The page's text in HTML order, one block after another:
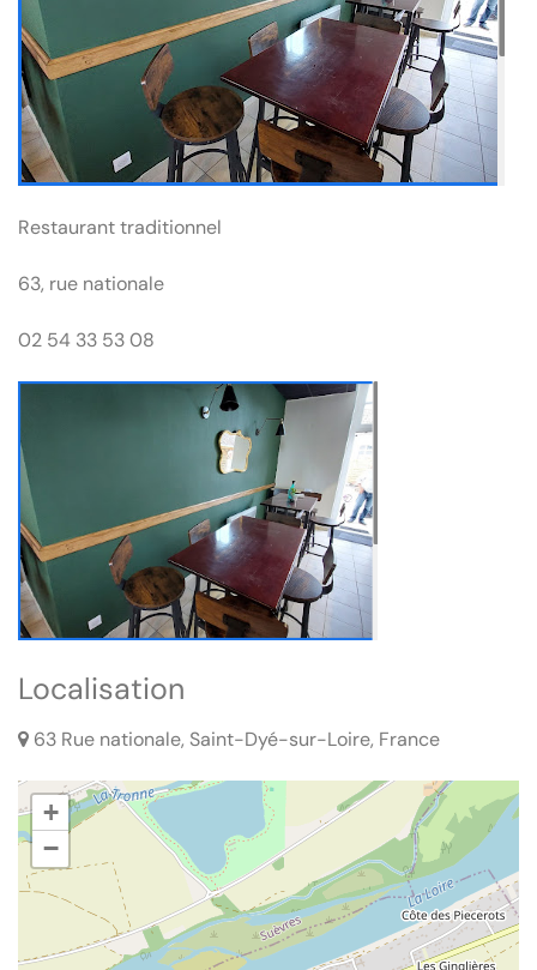
Restaurant traditionnel
63, rue nationale
02 54 33 53 08
Localisation
63 Rue nationale, Saint-Dyé-sur-Loire, France
+
−